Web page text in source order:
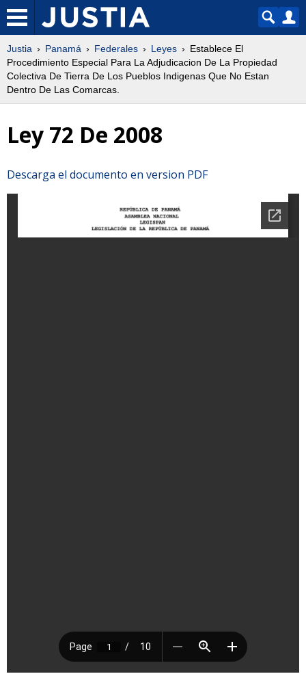
Justia Panamá Federales Leyes
Establece El
Procedimiento Especial Para La Adjudicacion De La Propiedad
Colectiva De Tierra De Los Pueblos Indigenas Que No Estan
Dentro De Las Comarcas.
Ley 72 De 2008
Descarga el documento en version PDF